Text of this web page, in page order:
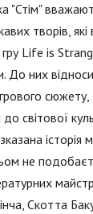
"Стім"
творів,
гру Life is
До них
світової
історія
не
Скотта